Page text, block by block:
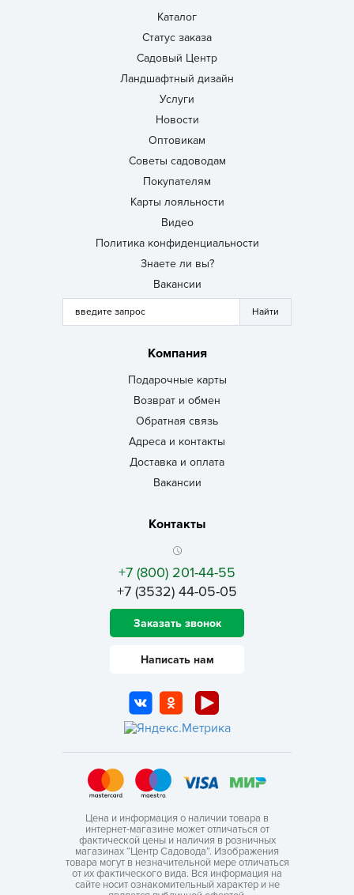
Каталог
Статус заказа
Садовый Центр
Ландшафтный дизайн
Услуги
Новости
Оптовикам
Советы садоводам
Покупателям
Карты лояльности
Видео
Политика конфиденциальности
Знаете ли вы?
Вакансии
Компания
Подарочные карты
Возврат и обмен
Обратная связь
Адреса и контакты
Доставка и оплата
Вакансии
Контакты
+7 (800) 201-44-55
+7 (3532) 44-05-05
Заказать звонок
Написать нам
Цена и информация о наличии товара в
интернет-магазине может отличаться от
фактической цены и наличия в розничных
магазинах “Центр Садовода”. Изображения
товара могут в незначительной мере отличаться
от их фактического вида. Вся информация на
сайте носит ознакомительный характер и не